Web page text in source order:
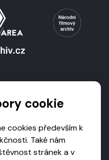
cookie
cookies především k
Také nám
stránek a v